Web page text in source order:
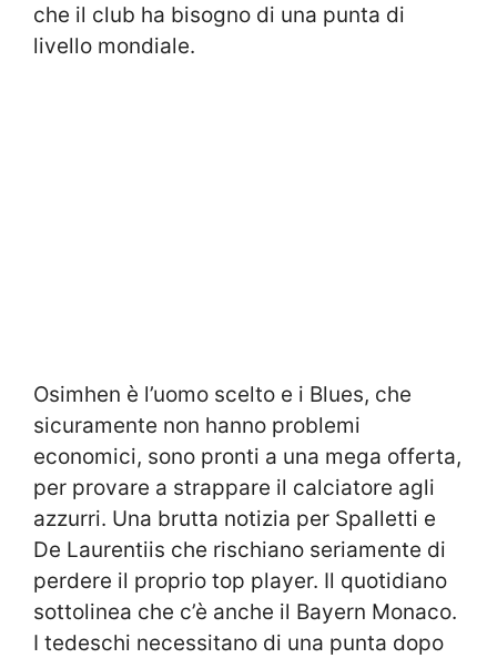
che il club ha bisogno di una punta di
livello mondiale.
Osimhen è l’uomo scelto e i Blues, che
sicuramente non hanno problemi
economici, sono pronti a una mega offerta,
per provare a strappare il calciatore agli
azzurri. Una brutta notizia per Spalletti e
De Laurentiis che rischiano seriamente di
perdere il proprio top player. Il quotidiano
sottolinea che c’è anche il Bayern Monaco.
I tedeschi necessitano di una punta dopo